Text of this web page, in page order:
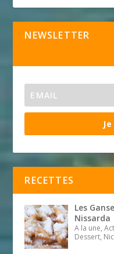
NEWSLETTER
RECETTES
Les
Nissarda
A la une,
Dessert,